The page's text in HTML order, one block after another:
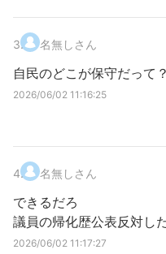
3. 名無しさん
自民のどこが保守だって？
2026/06/02 11:16:25
4. 名無しさん
できるだろ
議員の帰化歴公表反対し
2026/06/02 11:17:27